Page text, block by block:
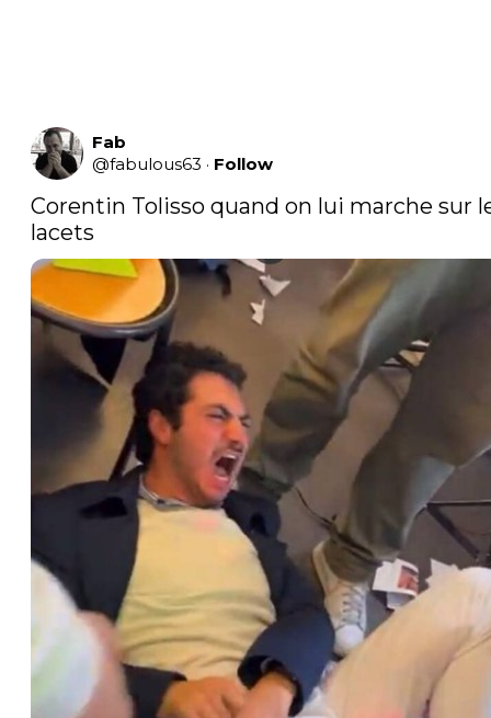
Fab
@fabulous63 · Follow
Corentin Tolisso quand on lui marche sur
lacets